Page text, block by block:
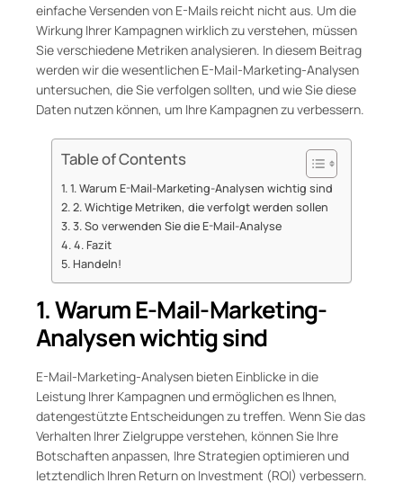
einfache Versenden von E-Mails reicht nicht aus. Um die
Wirkung Ihrer Kampagnen wirklich zu verstehen, müssen
Sie verschiedene Metriken analysieren. In diesem Beitrag
werden wir die wesentlichen E-Mail-Marketing-Analysen
untersuchen, die Sie verfolgen sollten, und wie Sie diese
Daten nutzen können, um Ihre Kampagnen zu verbessern.
Table of Contents
1. Warum E-Mail-Marketing-Analysen wichtig sind
2. Wichtige Metriken, die verfolgt werden sollen
3. So verwenden Sie die E-Mail-Analyse
4. Fazit
Handeln!
1. Warum E-Mail-Marketing-
Analysen wichtig sind
E-Mail-Marketing-Analysen bieten Einblicke in die
Leistung Ihrer Kampagnen und ermöglichen es Ihnen,
datengestützte Entscheidungen zu treffen. Wenn Sie das
Verhalten Ihrer Zielgruppe verstehen, können Sie Ihre
Botschaften anpassen, Ihre Strategien optimieren und
letztendlich Ihren Return on Investment (ROI) verbessern.